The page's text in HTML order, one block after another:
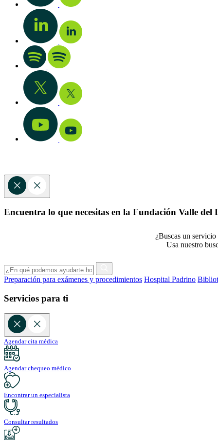
Encuentra lo que necesitas en la Fundación Valle del
¿Buscas un
Usa nuestro
Preparación para exámenes y procedimientos Hospital Padrino
Servicios para ti
Agendar cita médica
Agendar chequeo médico
Encontrar un especialista
Consultar resultados